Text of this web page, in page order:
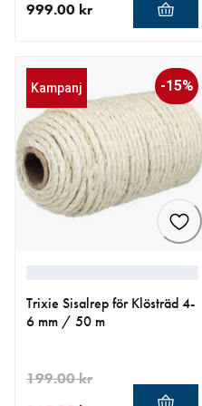
999.00 kr
Kampanj -15%
Trixie Sisalrep för Klösträd 4-
6 mm / 50 m
199.00 kr